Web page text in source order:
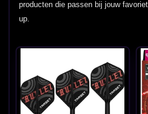
producten die passen bij jouw
up.